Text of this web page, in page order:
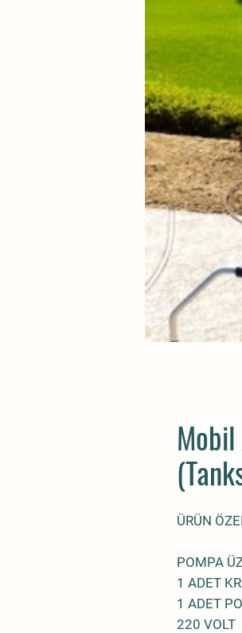
Mobil
ÜRÜN
POMPA
1 ADET
1 ADET
220 VOLT